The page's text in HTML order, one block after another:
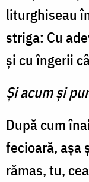
liturghiseau
striga: Cu
și cu îngerii
Şi acum şi
După cum
fecioară, așa
rămas, tu,